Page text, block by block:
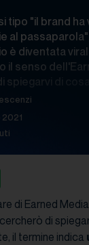
tipo "il brand ha
al
è diventata
senso
di cosa
di Earned
di
il termine indica